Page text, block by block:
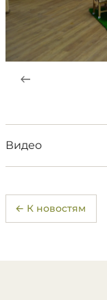
Видео
← К новостям